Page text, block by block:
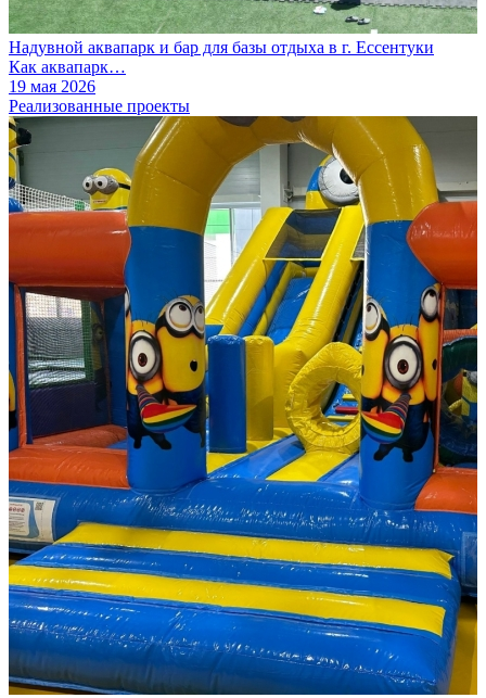
Надувной аквапарк и бар для базы отдыха в г. Ессентуки
Как аквапарк…
19 мая 2026
Реализованные проекты